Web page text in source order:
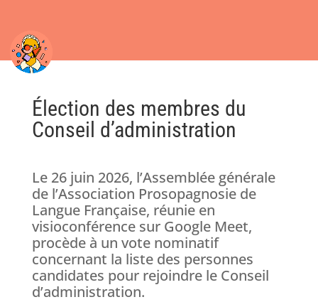
Élection des membres du
Conseil d’administration
Le 26 juin 2026, l’Assemblée générale
de l’Association Prosopagnosie de
Langue Française, réunie en
visioconférence sur Google Meet,
procède à un vote nominatif
concernant la liste des personnes
candidates pour rejoindre le Conseil
d’administration.